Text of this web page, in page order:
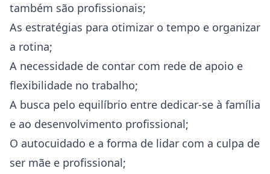
também são profissionais;
As estratégias para otimizar o tempo e organizar
a rotina;
A necessidade de contar com rede de apoio e
flexibilidade no trabalho;
A busca pelo equilíbrio entre dedicar-se à família
e ao desenvolvimento profissional;
O autocuidado e a forma de lidar com a culpa de
ser mãe e profissional;